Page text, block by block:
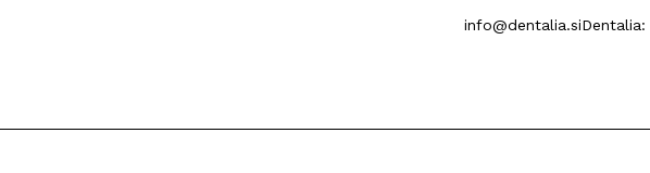
info@dentalia.siDentalia: